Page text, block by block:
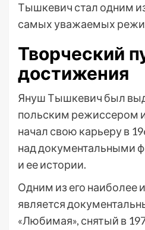
Тышкевич стал одним
самых уважаемых
Творческий
достижения
Януш Тышкевич был
польским режиссером
начал свою карьеру в
над документальными
и ее истории.
Одним из его наиболее
является
«Любимая», снятый в